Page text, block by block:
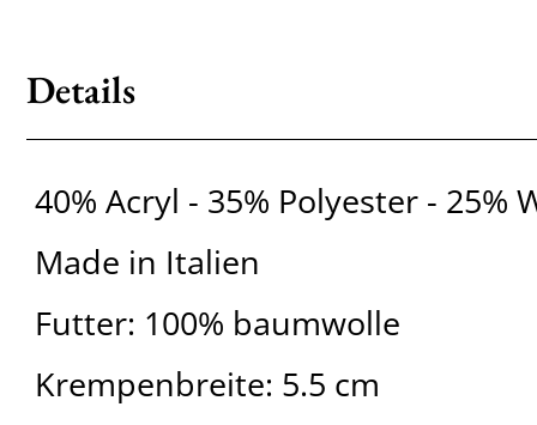
Details
40% Acryl - 35% Polyester - 25%
Made in Italien
Futter: 100% baumwolle
Krempenbreite: 5.5 cm